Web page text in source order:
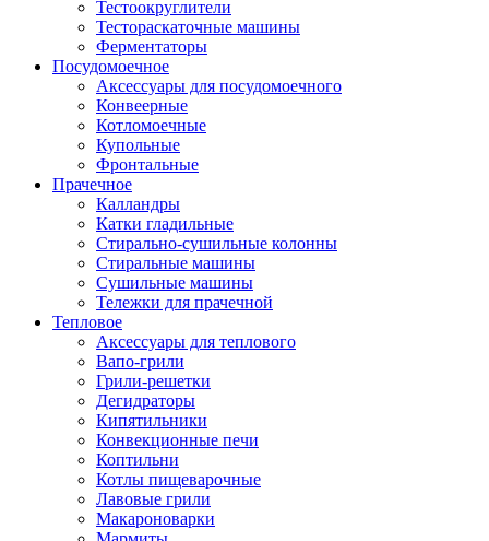
Тестоокруглители
Тестораскаточные машины
Ферментаторы
Посудомоечное
Аксессуары для посудомоечного
Конвеерные
Котломоечные
Купольные
Фронтальные
Прачечное
Калландры
Катки гладильные
Стирально-сушильные колонны
Стиральные машины
Сушильные машины
Тележки для прачечной
Тепловое
Аксессуары для теплового
Вапо-грили
Грили-решетки
Дегидраторы
Кипятильники
Конвекционные печи
Коптильни
Котлы пищеварочные
Лавовые грили
Макароноварки